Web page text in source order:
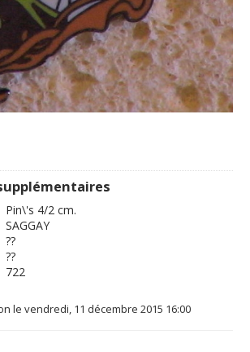
Pin\'s 4/2 cm.
SAGGAY
??
??
722
le vendredi, 11 décembre 2015 16:00